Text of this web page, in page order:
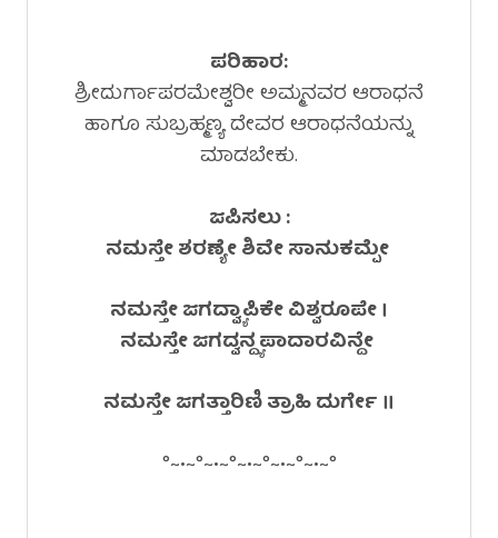
ಪರಿಹಾರ:
ಶ್ರೀದುರ್ಗಾಪರಮೇಶ್ವರೀ ಅಮ್ಮನವರ ಆರಾಧನೆ
ಹಾಗೂ ಸುಬ್ರಹ್ಮಣ್ಯ ದೇವರ ಆರಾಧನೆಯನ್ನು
ಮಾಡಬೇಕು.
ಜಪಿಸಲು :
ನಮಸ್ತೇ ಶರಣ್ಯೇ ಶಿವೇ ಸಾನುಕಮ್ಪೇ
ನಮಸ್ತೇ ಜಗದ್ವ್ಯಾಪಿಕೇ ವಿಶ್ವರೂಪೇ ।
ನಮಸ್ತೇ ಜಗದ್ವನ್ದ್ಯಪಾದಾರವಿನ್ದೇ
ನಮಸ್ತೇ ಜಗತ್ತಾರಿಣಿ ತ್ರಾಹಿ ದುರ್ಗೇ ॥
°~•~°~•~°~•~°~•~°~•~°